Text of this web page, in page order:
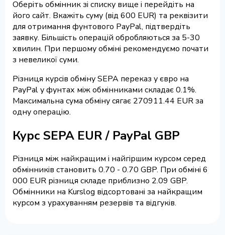
Оберіть обмінник зі списку вище і перейдіть на
його сайт. Вкажіть суму (від 600 EUR) та реквізити
для отримання фунтового PayPal, підтвердіть
заявку. Більшість операцій обробляються за 5-30
хвилин. При першому обміні рекомендуємо почати
з невеликої суми.
Різниця курсів обміну SEPA переказ у євро на
PayPal у фунтах між обмінниками складає 0.1%.
Максимальна сума обміну сягає 270911.44 EUR за
одну операцію.
Курс SEPA EUR / PayPal GBP
Різниця між найкращим і найгіршим курсом серед
обмінників становить 0.70 - 0.70 GBP. При обміні 6
000 EUR різниця складе приблизно 2.09 GBP.
Обмінники на Kurslog відсортовані за найкращим
курсом з урахуванням резервів та відгуків.